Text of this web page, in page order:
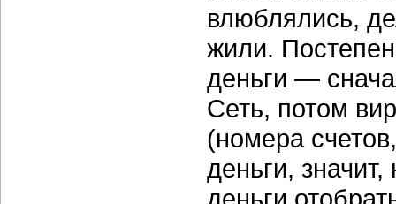
влюблялись,
жили.
деньги —
Сеть, потом
(номера
деньги,